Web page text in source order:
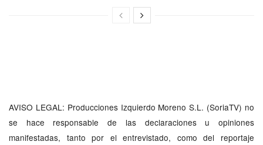
AVISO LEGAL: Producciones Izquierdo Moreno S.L. (SoriaTV) no
se hace responsable de las declaraciones u opiniones
manifestadas, tanto por el entrevistado, como del reportaje